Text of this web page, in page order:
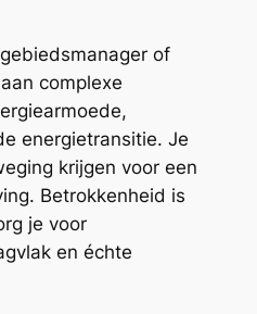
of
complexe
energietransitie. Je
krijgen voor een
Betrokkenheid is
je voor
en échte